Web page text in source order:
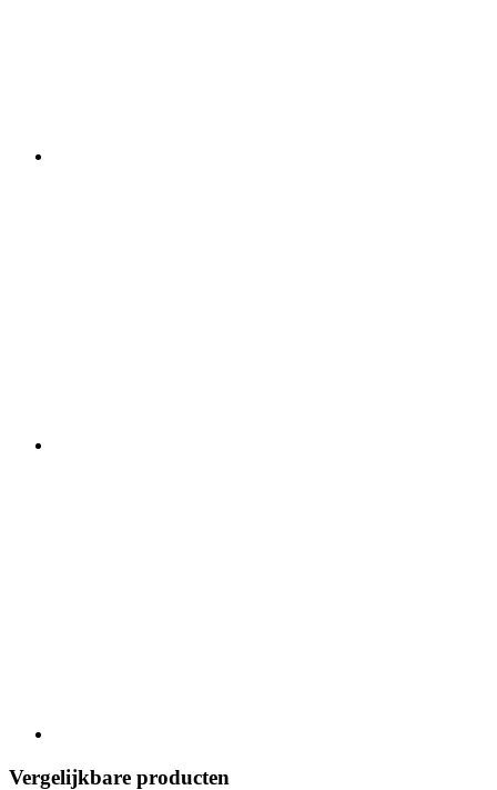
Vergelijkbare producten